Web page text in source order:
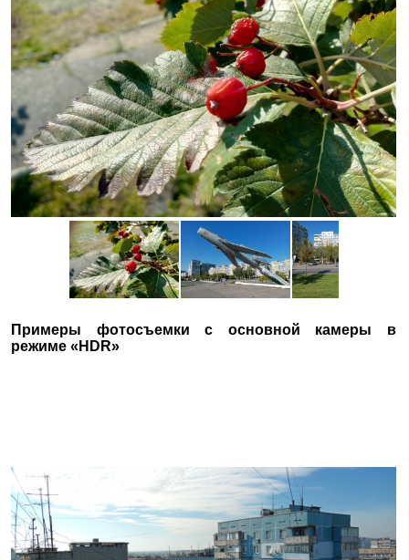
Примеры фотосъемки с основной камеры в
режиме «HDR»